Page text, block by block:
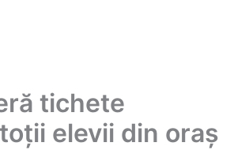
tichete
elevii din oraș